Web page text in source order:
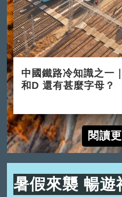
中國鐵路冷知識之一
和D 還有甚麼字母？
閱讀
暑假來襲 暢遊